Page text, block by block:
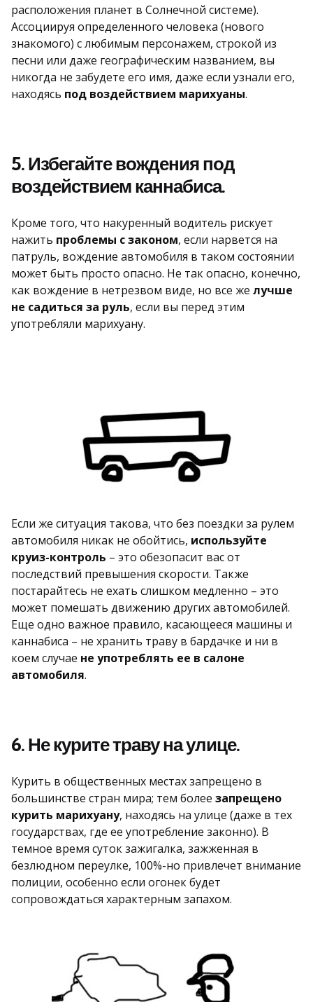
расположения планет в Солнечной системе).
Ассоциируя определенного человека (нового
знакомого) с любимым персонажем, строкой из
песни или даже географическим названием, вы
никогда не забудете его имя, даже если узнали его,
находясь под воздействием марихуаны.
5. Избегайте вождения под
воздействием каннабиса.
Кроме того, что накуренный водитель рискует
нажить проблемы с законом, если нарвется на
патруль, вождение автомобиля в таком состоянии
может быть просто опасно. Не так опасно, конечно,
как вождение в нетрезвом виде, но все же лучше
не садиться за руль, если вы перед этим
употребляли марихуану.
Если же ситуация такова, что без поездки за рулем
автомобиля никак не обойтись, используйте
круиз-контроль – это обезопасит вас от
последствий превышения скорости. Также
постарайтесь не ехать слишком медленно – это
может помешать движению других автомобилей.
Еще одно важное правило, касающееся машины и
каннабиса – не хранить траву в бардачке и ни в
коем случае не употреблять ее в салоне
автомобиля.
6. Не курите траву на улице.
Курить в общественных местах запрещено в
большинстве стран мира; тем более запрещено
курить марихуану, находясь на улице (даже в тех
государствах, где ее употребление законно). В
темное время суток зажигалка, зажженная в
безлюдном переулке, 100%-но привлечет внимание
полиции, особенно если огонек будет
сопровождаться характерным запахом.